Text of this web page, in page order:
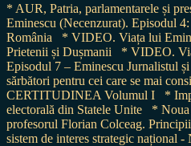
* AUR, Patria, parlamentarele și
Eminescu (Necenzurat). Episodul
România
* VIDEO. Viața lui
Prietenii și Dușmanii
* VIDEO.
Episodul 7 – Eminescu Jurnalistul
sărbători pentru cei care se mai
CERTITUDINEA Volumul I
*
electorală din Statele Unite
* Noua
profesorul Florian Colceag.
sistem de interes strategic național